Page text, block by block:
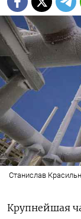
Станислав
Крупнейшая